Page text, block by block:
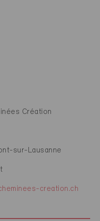
Création
sur-Lausanne
creation.ch